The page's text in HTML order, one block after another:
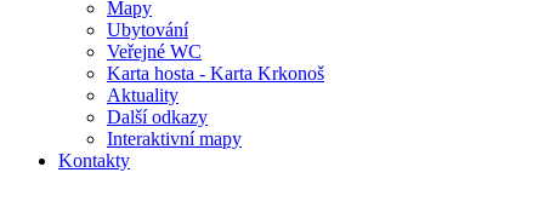
Mapy
Ubytování
Veřejné WC
Karta hosta - Karta Krkonoš
Aktuality
Další odkazy
Interaktivní mapy
Kontakty